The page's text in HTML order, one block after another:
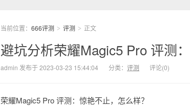
当前位置： 666评测 > 评测 > 正文
避坑分析荣耀Magic5 Pro 评测
admin 发布于 2023-03-23 15:44:04 分类： 评测 评论(0)
荣耀Magic5 Pro 评测：惊艳不止，怎么样？